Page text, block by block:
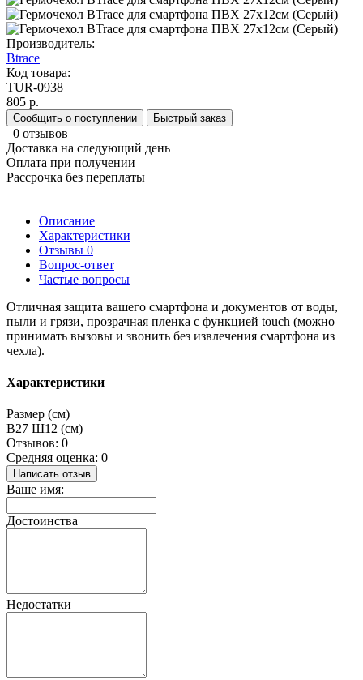
Производитель:
Btrace
Код товара:
TUR-0938
805 р.
Сообщить о поступлении Быстрый заказ
0 отзывов
Доставка на следующий день
Оплата при получении
Рассрочка без переплаты
Описание
Характеристики
Отзывы 0
Вопрос-ответ
Частые вопросы
Отличная защита вашего смартфона и документов от воды,
пыли и грязи, прозрачная пленка с функцией touch (можно
принимать вызовы и звонить без извлечения смартфона из
чехла).
Характеристики
Размер (см)
В27 Ш12 (см)
Отзывов: 0
Средняя оценка: 0
Написать отзыв
Ваше имя:
Достоинства
Недостатки